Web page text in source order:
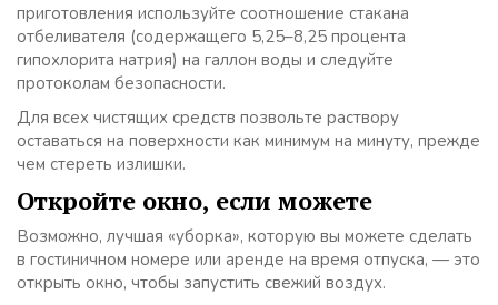
приготовления используйте соотношение стакана
отбеливателя (содержащего 5,25–8,25 процента
гипохлорита натрия) на галлон воды и следуйте
протоколам безопасности.
Для всех чистящих средств позвольте раствору
оставаться на поверхности как минимум на минуту, прежде
чем стереть излишки.
Откройте окно, если можете
Возможно, лучшая «уборка», которую вы можете сделать
в гостиничном номере или аренде на время отпуска, — это
открыть окно, чтобы запустить свежий воздух.